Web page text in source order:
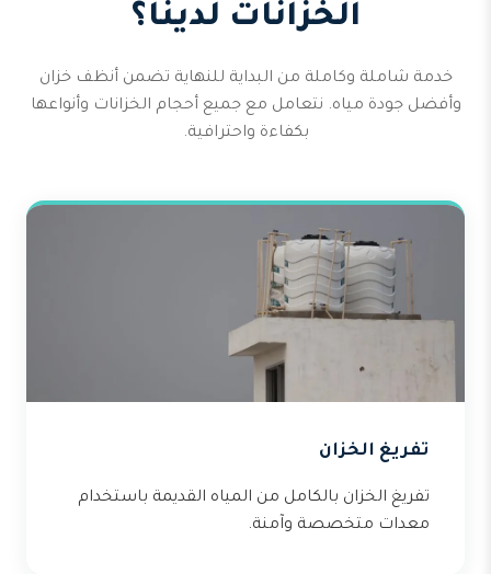
الخزانات لدينا؟
خدمة شاملة وكاملة من البداية للنهاية تضمن أنظف خزان
وأفضل جودة مياه. نتعامل مع جميع أحجام الخزانات وأنواعها
بكفاءة واحترافية.
تفريغ الخزان
تفريغ الخزان بالكامل من المياه القديمة باستخدام
معدات متخصصة وآمنة.